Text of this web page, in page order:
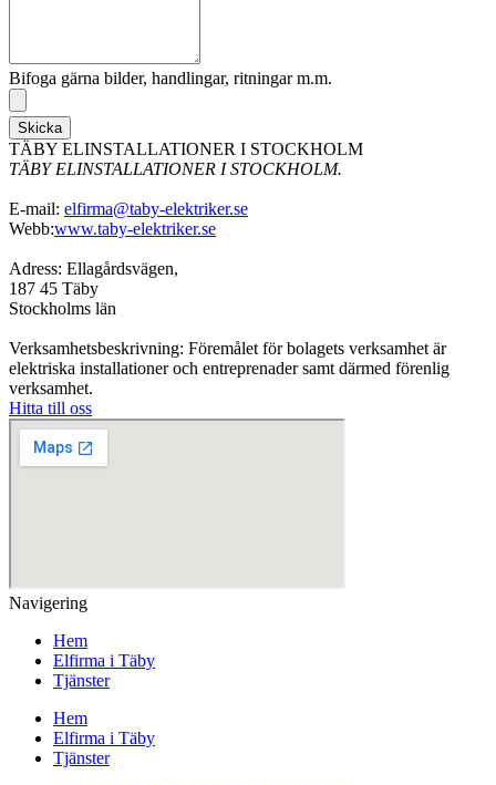
Bifoga gärna bilder, handlingar, ritningar m.m.
Skicka
TÄBY ELINSTALLATIONER I STOCKHOLM
TÄBY ELINSTALLATIONER I STOCKHOLM.
E-mail: elfirma@taby-elektriker.se
Webb:www.taby-elektriker.se
Adress: Ellagårdsvägen,
187 45 Täby
Stockholms län
Verksamhetsbeskrivning: Föremålet för bolagets verksamhet är
elektriska installationer och entreprenader samt därmed förenlig
verksamhet.
Hitta till oss
Navigering
Hem
Elfirma i Täby
Tjänster
Hem
Elfirma i Täby
Tjänster